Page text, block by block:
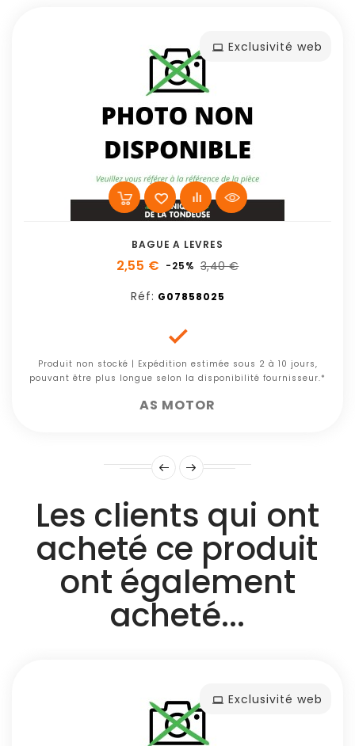
Exclusivité web
BAGUE A LEVRES
2,55 € -25% 3,40 €
Réf: G07858025

Produit non stocké | Expédition estimée sous 2 à 10 jours,
pouvant être plus longue selon la disponibilité fournisseur.*
AS MOTOR
Les clients qui ont
acheté ce produit
ont également
acheté...
Exclusivité web